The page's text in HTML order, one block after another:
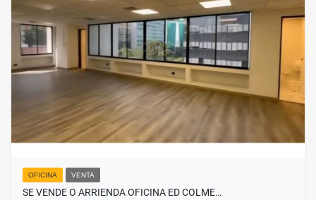
OFICINA VENTA
SE VENDE O ARRIENDA OFICINA ED COLME…